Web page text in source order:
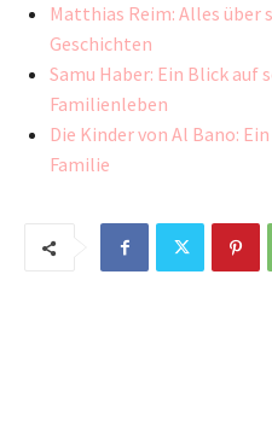
Matthias Reim: Alles über
Geschichten
Samu Haber: Ein Blick auf
Familienleben
Die Kinder von Al Bano:
Familie